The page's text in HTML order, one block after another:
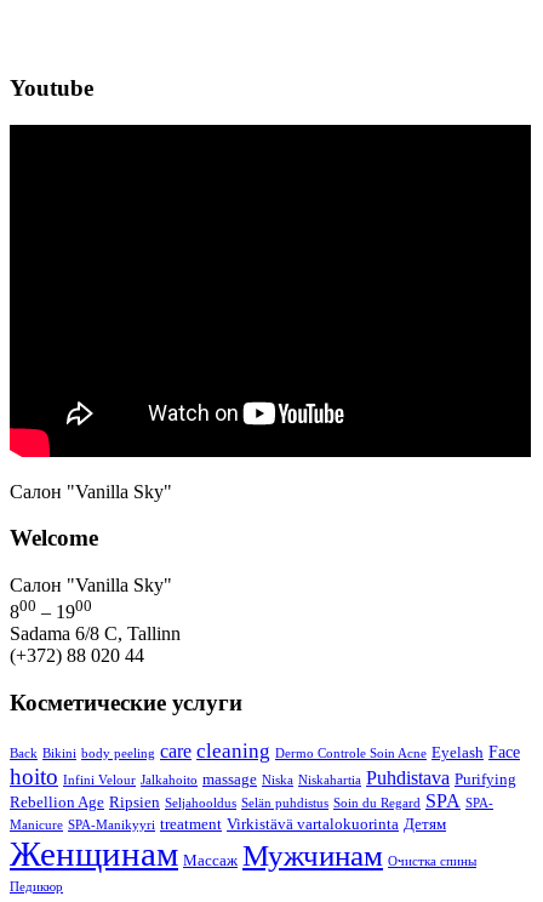
Youtube
Салон "Vanilla Sky"
Welcome
Салон "Vanilla Sky"
800 – 1900
Sadama 6/8 C, Tallinn
(+372) 88 020 44
Косметические услуги
Back Bikini body peeling care cleaning Dermo Controle Soin Acne Eyelash Face
hoito Infini Velour Jalkahoito massage Niska Niskahartia Puhdistava Purifying
Rebellion Age Ripsien Seljahooldus Selän puhdistus Soin du Regard SPA SPA-
Manicure SPA-Manikyyri treatment Virkistävä vartalokuorinta Детям
Женщинам Массаж Мужчинам Очистка спины
Педикюр